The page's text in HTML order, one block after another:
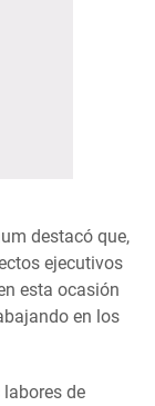
destacó que,
ejecutivos
esta ocasión
en los
de